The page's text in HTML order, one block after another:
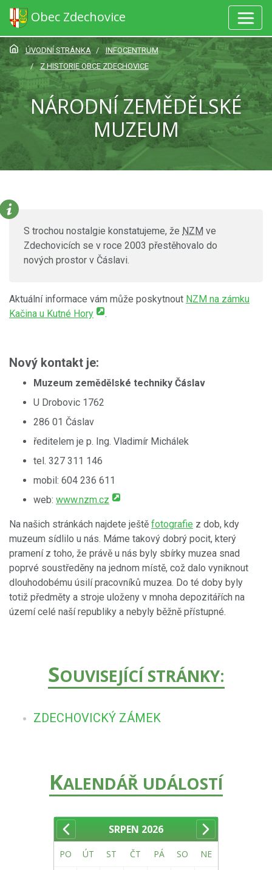
Obec Zdechovice
ÚVODNÍ STRÁNKA
INFOCENTRUM
Z HISTORIE OBCE ZDECHOVICE
NÁRODNÍ ZEMĚDĚLSKÉ
MUZEUM
S trochou nostalgie konstatujeme, že NZM ve
Zdechovicích se v roce 2003 přestěhovalo do
nových prostor v Čáslavi.
Aktuální informace vám může poskytnout NZM na zámku
Kačina u Kutné Hory
.
Nový kontakt je:
Muzeum zemědělské techniky Čáslav
U Drobovic 1762
286 01 Čáslav
ředitelem je p. Ing. Vladimír Michálek
tel. 327 311 146
mobil: 604 236 611
web: www.nzm.cz
Na našich stránkách najdete ještě fotografie z dob, kdy
muzeum sídlilo u nás. Máme takový dobrý pocit, který
pramení z toho, že právě u nás byly sbírky muzea snad
poprvé soustředěny na jednom místě, což dalo vyniknout
dlouhodobému úsilí pracovníků muzea. Do té doby byly
totiž předměty a stroje uloženy v mnoha depozitářích na
území celé naší republiky a nebyly běžně přístupné.
SOUVISEJÍCÍ STRÁNKY:
ZDECHOVICKÝ ZÁMEK
KALENDÁŘ UDÁLOSTÍ
SRPEN 2026
PO ÚT ST ČT PÁ SO NE